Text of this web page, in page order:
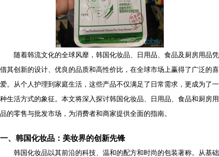
随着韩流文化的全球风靡，韩国化妆品、日用品、食品及厨房用品凭
借其创新的设计、优良的品质和高性价比，在全球市场上赢得了广泛的喜
爱。从个人护理到家庭生活，这些产品不仅满足了日常需求，更成为了一
种生活方式的象征。本文将深入探讨韩国化妆品、日用品、食品和厨房用
品的零售与批发市场，为消费者和商家提供全面的指南。
一、韩国化妆品：美妆界的创新先锋
韩国化妆品以其前沿的科技、温和的配方和时尚的包装著称。从基础